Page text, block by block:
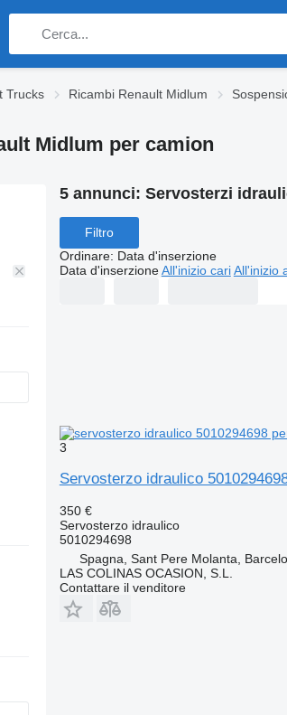
Trucks Ricambi Renault Midlum
Midlum per camion
5 annunci: Servosterzi
Filtro
Ordinare: Data d'inserzione
Data d'inserzione All'inizio cari All'inizio
3
Servosterzo idraulico
350 €
Servosterzo idraulico
5010294698
Spagna, Sant Pere Molanta,
LAS COLINAS OCASION, S.L.
Contattare il venditore